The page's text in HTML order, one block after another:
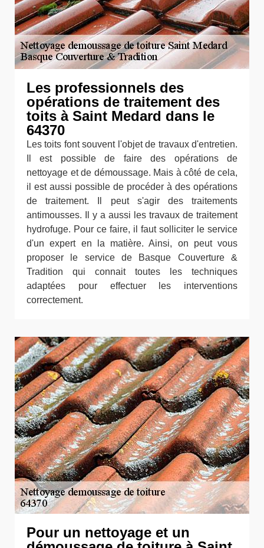
Les professionnels des
opérations de traitement des
toits à Saint Medard dans le
64370
Les toits font souvent l'objet de travaux d'entretien.
Il est possible de faire des opérations de
nettoyage et de démoussage. Mais à côté de cela,
il est aussi possible de procéder à des opérations
de traitement. Il peut s'agir des traitements
antimousses. Il y a aussi les travaux de traitement
hydrofuge. Pour ce faire, il faut solliciter le service
d'un expert en la matière. Ainsi, on peut vous
proposer le service de Basque Couverture &
Tradition qui connait toutes les techniques
adaptées pour effectuer les interventions
correctement.
Pour un nettoyage et un